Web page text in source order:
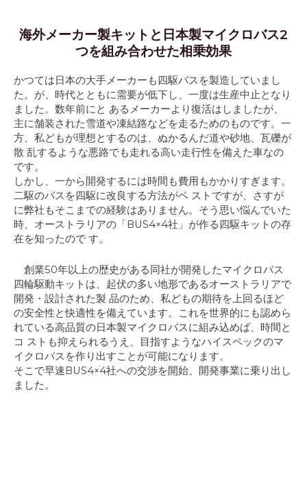
海外メーカー製キットと日本製マイクロバス2
つを組み合わせた相乗効果
かつては日本の大手メーカーも四駆バスを製造していまし
た。が、時代とともに需要が低下し、一度は生産中止となり
ました。数年前にと あるメーカーより復活はしましたが、
主に舗装された雪道や凍結路などを走るためのものです。一
方、私どもが理想とするのは、ぬかるんだ道や砂地、瓦礫が
散 乱するような悪路でも走れる高い走行性を備えた車なの
です。
しかし、一から開発するには時間も費用もかかりすぎます。
二駆のバスを四駆に改良する方法がベ ストですが、さすが
に弊社もそこまでの経験はありません。そう思い悩んでいた
時、オーストラリアの「BUS4×4社」が作る四駆キットの存
在を知ったので す。
創業50年以上の歴史がある同社が開発したマイクロバス
四輪駆動キットは、起伏の多い地形であるオーストラリアで
開発・設計された製 品のため、私どもの期待を上回るほど
の安全性と快適性を備えています。これを世界的にも認めら
れている高品質の日本製マイクロバスに組み込めば、時間と
コ ストも抑えられるうえ、目指すようなハイスペックのマ
イクロバスを作り出すことが可能になります。
そこで早速BUS4×4社への交渉を開始、開発事業に乗り出し
ました。